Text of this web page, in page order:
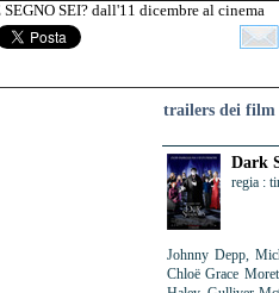
SEI? dall'11 dicembre al cinema
trailers dei film
Dark
regia :
Johnny Depp,
Chloë Grace